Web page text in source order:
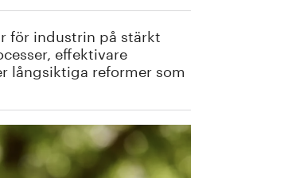
för industrin på stärkt
effektivare
långsiktiga reformer som